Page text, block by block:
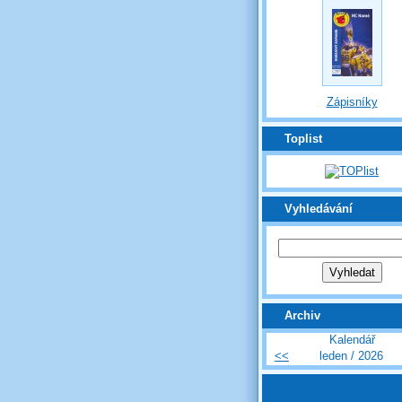
Zápisníky
Toplist
Vyhledávání
Archiv
Kalendář
<<
leden / 2026